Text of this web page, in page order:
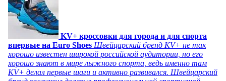
KV+ кроссовки для города и для спорта
впервые на Euro Shoes Швейцарский бренд KV+ не так
хорошо известен широкой российской аудитории, но его
хорошо знают в мире лыжного спорта, ведь именно там
KV+ делал первые шаги и активно развивался. Швейцарский